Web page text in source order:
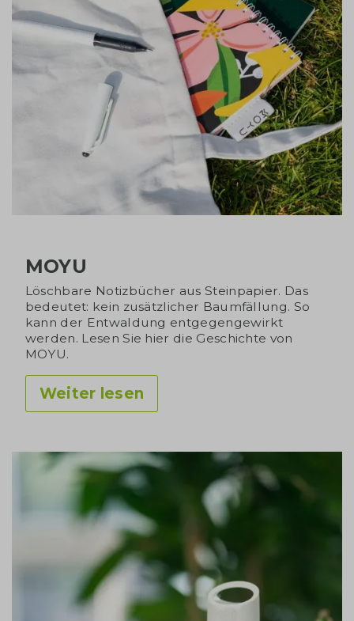
MOYU
Löschbare Notizbücher aus Steinpapier. Das
bedeutet: kein zusätzlicher Baumfällung. So
kann der Entwaldung entgegengewirkt
werden. Lesen Sie hier die Geschichte von
MOYU.
Weiter lesen